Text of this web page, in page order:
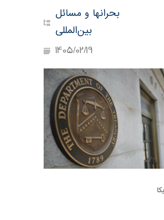
بحرانها و مسائل
بین‌المللی
1405/02/19